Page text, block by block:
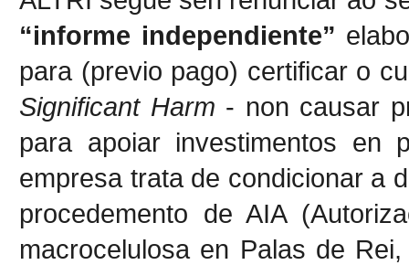
“informe independiente”
para (previo pago) certificar o
Significant Harm - non causar
para apoiar investimentos en
empresa trata de condicionar a
procedemento de AIA
macrocelulosa en Palas de